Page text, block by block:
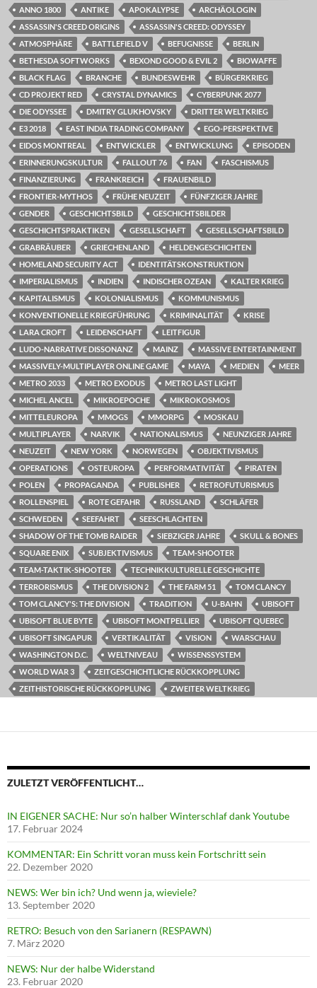
ANNO 1800
ANTIKE APOKALYPSE
ARCHÄOLOGIN
ASSASSIN'S CREED ORIGINS
ASSASSIN'S CREED: ODYSSEY
ATMOSPHÄRE
BATTLEFIELD V BEFUGNISSE
BERLIN
BETHESDA SOFTWORKS
BEXOND GOOD & EVIL 2
BIOWAFFE
BLACK FLAG
BRANCHE BUNDESWEHR
BÜRGERKRIEG
CD PROJEKT RED
CRYSTAL DYNAMICS
CYBERPUNK 2077
DIE ODYSSEE
DMITRY GLUKHOVSKY
DRITTER WELTKRIEG
E3 2018
EAST INDIA TRADING COMPANY
EGO-PERSPEKTIVE
EIDOS MONTREAL
ENTWICKLER ENTWICKLUNG
EPISODEN
ERINNERUNGSKULTUR
FALLOUT 76 FAN
FASCHISMUS
FINANZIERUNG
FRANKREICH
FRAUENBILD
FRONTIER-MYTHOS
FRÜHE NEUZEIT
FÜNFZIGER JAHRE
GENDER
GESCHICHTSBILD
GESCHICHTSBILDER
GESCHICHTSPRAKTIKEN
GESELLSCHAFT
GESELLSCHAFTSBILD
GRABRÄUBER
GRIECHENLAND
HELDENGESCHICHTEN
HOMELAND SECURITY ACT
IDENTITÄTSKONSTRUKTION
IMPERIALISMUS
INDIEN INDISCHER OZEAN
KALTER KRIEG
KAPITALISMUS
KOLONIALISMUS
KOMMUNISMUS
KONVENTIONELLE KRIEGFÜHRUNG
KRIMINALITÄT
KRISE
LARA CROFT
LEIDENSCHAFT
LEITFIGUR
LUDO-NARRATIVE DISSONANZ
MAINZ
MASSIVE ENTERTAINMENT
MASSIVELY-MULTIPLAYER ONLINE GAME
MAYA MEDIEN
MEER
METRO 2033
METRO EXODUS
METRO LAST LIGHT
MICHEL ANCEL
MIKROEPOCHE
MIKROKOSMOS
MITTELEUROPA
MMOGS MMORPG
MOSKAU
MULTIPLAYER
NARVIK NATIONALISMUS
NEUNZIGER JAHRE
NEUZEIT
NEW YORK NORWEGEN
OBJEKTIVISMUS
OPERATIONS
OSTEUROPA PERFORMATIVITÄT
PIRATEN
POLEN
PROPAGANDA PUBLISHER
RETROFUTURISMUS
ROLLENSPIEL
ROTE GEFAHR RUSSLAND
SCHLÄFER
SCHWEDEN
SEEFAHRT
SEESCHLACHTEN
SHADOW OF THE TOMB RAIDER
SIEBZIGER JAHRE
SKULL & BONES
SQUARE ENIX
SUBJEKTIVISMUS
TEAM-SHOOTER
TEAM-TAKTIK-SHOOTER
TECHNIKKULTURELLE GESCHICHTE
TERRORISMUS
THE DIVISION 2 THE FARM 51
TOM CLANCY
TOM CLANCY'S: THE DIVISION
TRADITION U-BAHN
UBISOFT
UBISOFT BLUE BYTE
UBISOFT MONTPELLIER
UBISOFT QUEBEC
UBISOFT SINGAPUR
VERTIKALITÄT VISION
WARSCHAU
WASHINGTON D.C.
WELTNIVEAU
WISSENSSYSTEM
WORLD WAR 3
ZEITGESCHICHTLICHE RÜCKKOPPLUNG
ZEITHISTORISCHE RÜCKKOPPLUNG
ZWEITER WELTKRIEG
ZULETZT VERÖFFENTLICHT…
IN EIGENER SACHE: Nur so’n halber Winterschlaf dank Youtube
17. Februar 2024
KOMMENTAR: Ein Schritt voran muss kein Fortschritt sein
22. Dezember 2020
NEWS: Wer bin ich? Und wenn ja, wieviele?
13. September 2020
RETRO: Besuch von den Sarianern (RESPAWN)
7. März 2020
NEWS: Nur der halbe Widerstand
23. Februar 2020